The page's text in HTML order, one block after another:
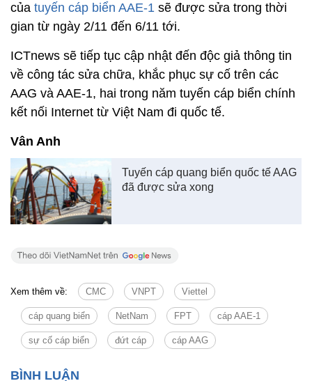
của tuyến cáp biển AAE-1 sẽ được sửa trong thời
gian từ ngày 2/11 đến 6/11 tới.
ICTnews sẽ tiếp tục cập nhật đến độc giả thông tin
về công tác sửa chữa, khắc phục sự cố trên các
AAG và AAE-1, hai trong năm tuyến cáp biển chính
kết nối Internet từ Việt Nam đi quốc tế.
Vân Anh
Tuyến cáp quang biển quốc tế AAG
đã được sửa xong
Xem thêm về: CMC VNPT Viettel
cáp quang biển NetNam FPT cáp AAE-1
sự cố cáp biển đứt cáp cáp AAG